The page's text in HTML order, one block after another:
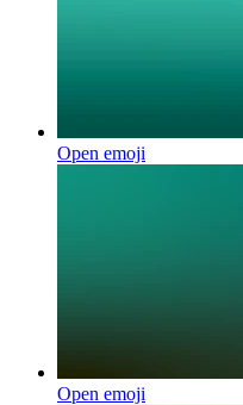
Open emoji
Open emoji